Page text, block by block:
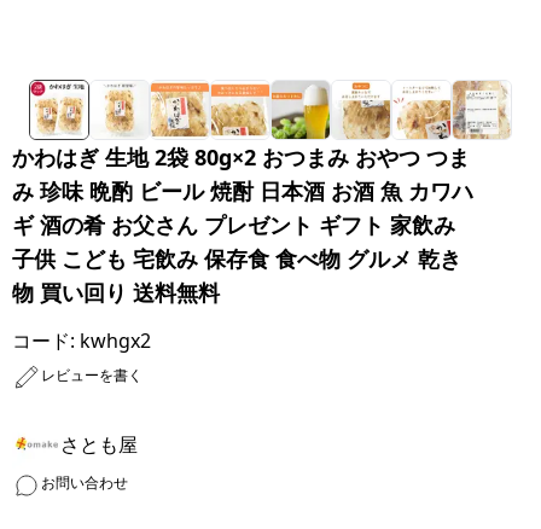
かわはぎ 生地 2袋 80g×2 おつまみ おやつ つま
み 珍味 晩酌 ビール 焼酎 日本酒 お酒 魚 カワハ
ギ 酒の肴 お父さん プレゼント ギフト 家飲み
子供 こども 宅飲み 保存食 食べ物 グルメ 乾き
物 買い回り 送料無料
コード: kwhgx2
レビューを書く
さとも屋
お問い合わせ